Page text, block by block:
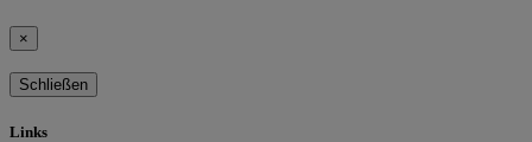
×
Schließen
Links